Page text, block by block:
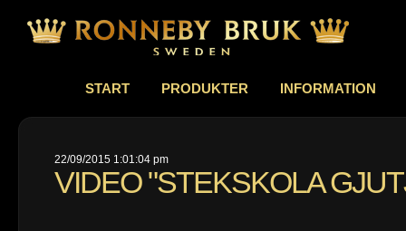
START PRODUKTER INFORMATION
22/09/2015 1:01:04 pm
VIDEO "STEKSKOLA